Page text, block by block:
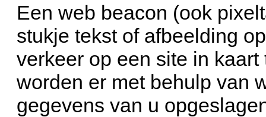
Een web beacon (ook
stukje tekst of afbeelding
verkeer op een site in
worden er met behulp van
gegevens van u